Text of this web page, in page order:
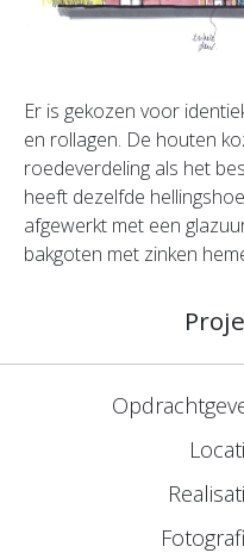
Er is gekozen voor
en rollagen. De houten
roedeverdeling als het
heeft dezelfde
afgewerkt met een
bakgoten met zinken